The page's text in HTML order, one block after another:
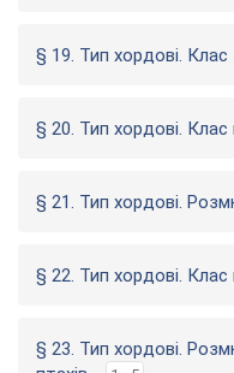
§ 19. Тип хордові. Клас
§ 20. Тип хордові. Клас
§ 21. Тип хордові.
§ 22. Тип хордові. Клас
§ 23. Тип хордові.